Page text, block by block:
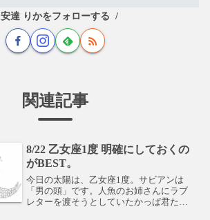
安達 りかをフォローする
関連記事
8/22 乙女座1度 明確にしておくの
がBEST。
今日の太陽は、乙女座1度。サビアンは
「男の頭」です。人魚のお姉さんにラブ
レターを渡そうとしていたかっぱ君たち